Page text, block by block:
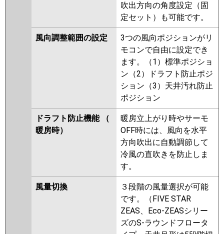
吹出方向の角度設定（固
定セット）も可能です。
風向調整範囲の設定
3つの風向ポジションがリ
モコンで自由に設定でき
ます。（1）標準ポジショ
ン（2）ドラフト防止ポジ
ション（3）天井汚れ防止
ポジション
ドラフト防止機能 （
暖房時）
暖房立上がり時やサーモ
OFF時には、風向を水平
方向吹出に自動調節して
冷風の直吹きを防止しま
す。
風量切換
３段階の風量選択が可能
です。（FIVE STAR
ZEAS、Eco-ZEASシリー
ズのS-ラウンドフロータ